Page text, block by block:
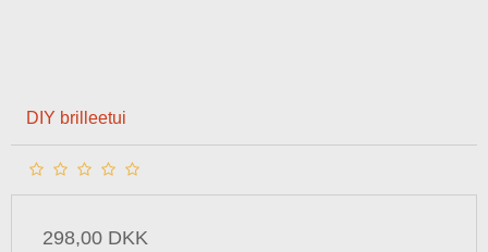
DIY brilleetui
298,00 DKK